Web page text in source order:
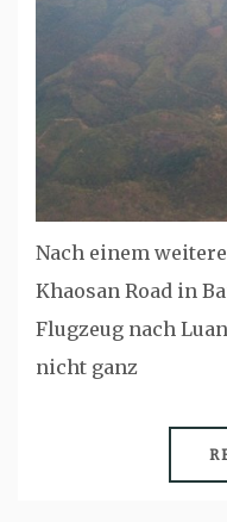
Nach einem
Khaosan Road in
Flugzeug nach
nicht ganz